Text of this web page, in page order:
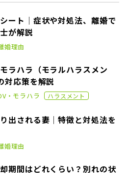
ート｜症状や対処法、離婚で
が解説
婚理由
ラハラ（モラルハラスメン
対応策を解説
・モラハラ ハラスメント
出される妻｜特徴と対処法を
婚理由
期間はどれくらい？別れの状